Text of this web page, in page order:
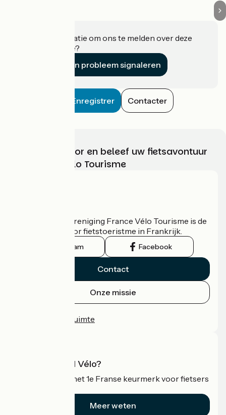
Heeft u informatie om ons te melden over deze
accommodatie?
Een probleem signaleren
Enregistrer Contacter
Kies, bereid voor en beleef uw fietsavontuur
met France Vélo Tourisme
De nationale vereniging France Vélo Tourisme is de
officiële gids voor fietstoeristme in Frankrijk.
Instagram Facebook
Contact
Onze missie
Professionele ruimte
Wat is Accueil Vélo?
Accueil Vélo is het 1e Franse keurmerk voor fietsers
Meer weten